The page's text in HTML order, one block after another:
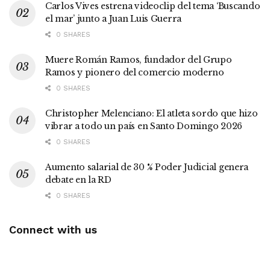
Carlos Vives estrena videoclip del tema ‘Buscando
el mar’ junto a Juan Luis Guerra
0 SHARES
Muere Román Ramos, fundador del Grupo
Ramos y pionero del comercio moderno
0 SHARES
Christopher Melenciano: El atleta sordo que hizo
vibrar a todo un país en Santo Domingo 2026
0 SHARES
Aumento salarial de 30 % Poder Judicial genera
debate en la RD
0 SHARES
Connect with us